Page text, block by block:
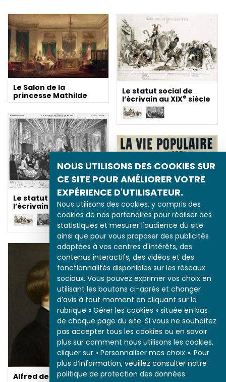
NOUS UTILISONS DES COOKIES SUR
CE SITE POUR AMÉLIORER VOTRE
EXPÉRIENCE D'UTILISATEUR.
Nous utilisons des cookies, y compris des
cookies de nos partenaires pour réaliser des
statistiques et mesurer l'audience du site
ainsi que pour vous proposer des publicités
adaptées à vos centres d'intérêts, des
contenus interactifs, des vidéos et des
fonctionnalités disponibles sur les réseaux
sociaux. Vous pouvez exprimer vos choix en
utilisant les boutons ci-après et changer
d’avis à tout moment en cliquant sur la
rubrique « Gérer les cookies » située en bas
de chaque page du site. Si vous ne souhaitez
pas accepter tous les cookies ou en savoir
plus sur comment nous utilisons les cookies,
cliquer sur « Personnaliser mes choix ». Pour
plus d’information, veuillez consulter notre
politique de protection des données.
Le Salon de la
princesse Mathilde
Le statut social de
l’écrivain au XIXe siècle
Le statut social de
l’écrivain au XIX esiècle
Le commerce du livre
au XIX esiècle
Alfred de Musset